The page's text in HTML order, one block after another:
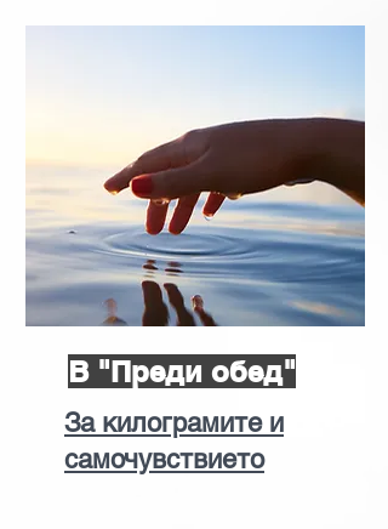
В "Преди обед"
За килограмите и
самочувствието